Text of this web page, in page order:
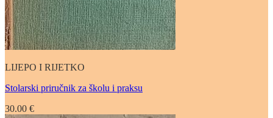
LIJEPO I RIJETKO
Stolarski priručnik za školu i praksu
30.00 €